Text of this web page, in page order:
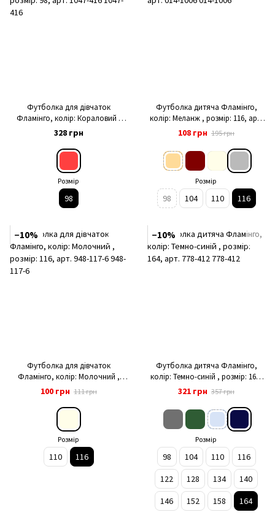
Футболка для дівчаток
Фламінго, колір: Кораловий ,
розмір: 98, арт. 1047-416
328 грн
Розмір
98
Футболка дитяча Фламінго,
колір: Меланж , розмір: 116, арт.
014-1006
108 грн 195 грн
Розмір
98 104 110 116
−10%
Футболка для дівчаток
Фламінго, колір: Молочний ,
розмір: 116, арт. 948-117-6
100 грн 111 грн
Розмір
110 116
−10%
Футболка дитяча Фламінго,
колір: Темно-синій , розмір: 164,
арт. 778-412
321 грн 357 грн
Розмір
98 104 110
116
122
128 134
140
146
152 158 164